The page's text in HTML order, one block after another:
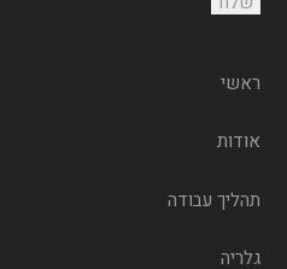
ראשי
אודות
תהליך עבודה
גלריה